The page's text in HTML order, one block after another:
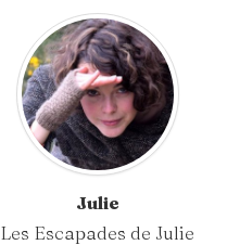
Julie
Les Escapades de Julie